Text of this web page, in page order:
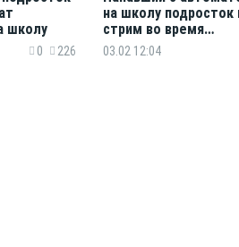
школу
0 226
на школу подросток
стрим во время
преступления
03.02 12:04